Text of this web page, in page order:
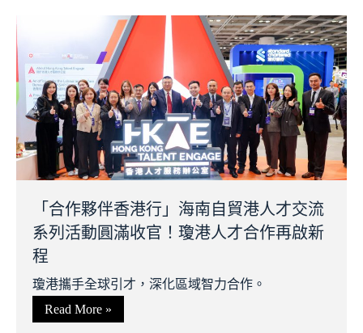
「合作夥伴香港行」海南自貿港人才交流
系列活動圓滿收官！瓊港人才合作再啟新
程
瓊港攜手全球引才，深化區域智力合作。
Read More »